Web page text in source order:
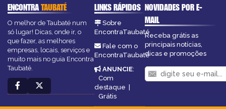
ENCONTRATAUBATÉ
O melhor de Taubaté num
só lugar! Dicas, onde ir, o
que fazer, as melhores
empresas, locais, serviços e
muito mais no guia Encontra
Taubaté.
LINKS RÁPIDOS
Sobre
EncontraTaubaté
Fale com o
EncontraTaubaté
ANUNCIE:
Com
destaque |
Grátis
NOVIDADES POR E-
MAIL
Receba grátis as
principais notícias,
dicas e promoções